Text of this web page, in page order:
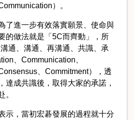
）。
了進一步有效落實願景、使命與
的做法就是「5C而齊動」，所
通、溝通、再溝通、共識、承
、Communication、
、Commitment），透
達成共識後，取得大家的承諾，
。
示，當初宏碁發展的過程就十分